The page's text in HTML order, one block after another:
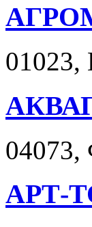
01023,
04073,
АРТ-